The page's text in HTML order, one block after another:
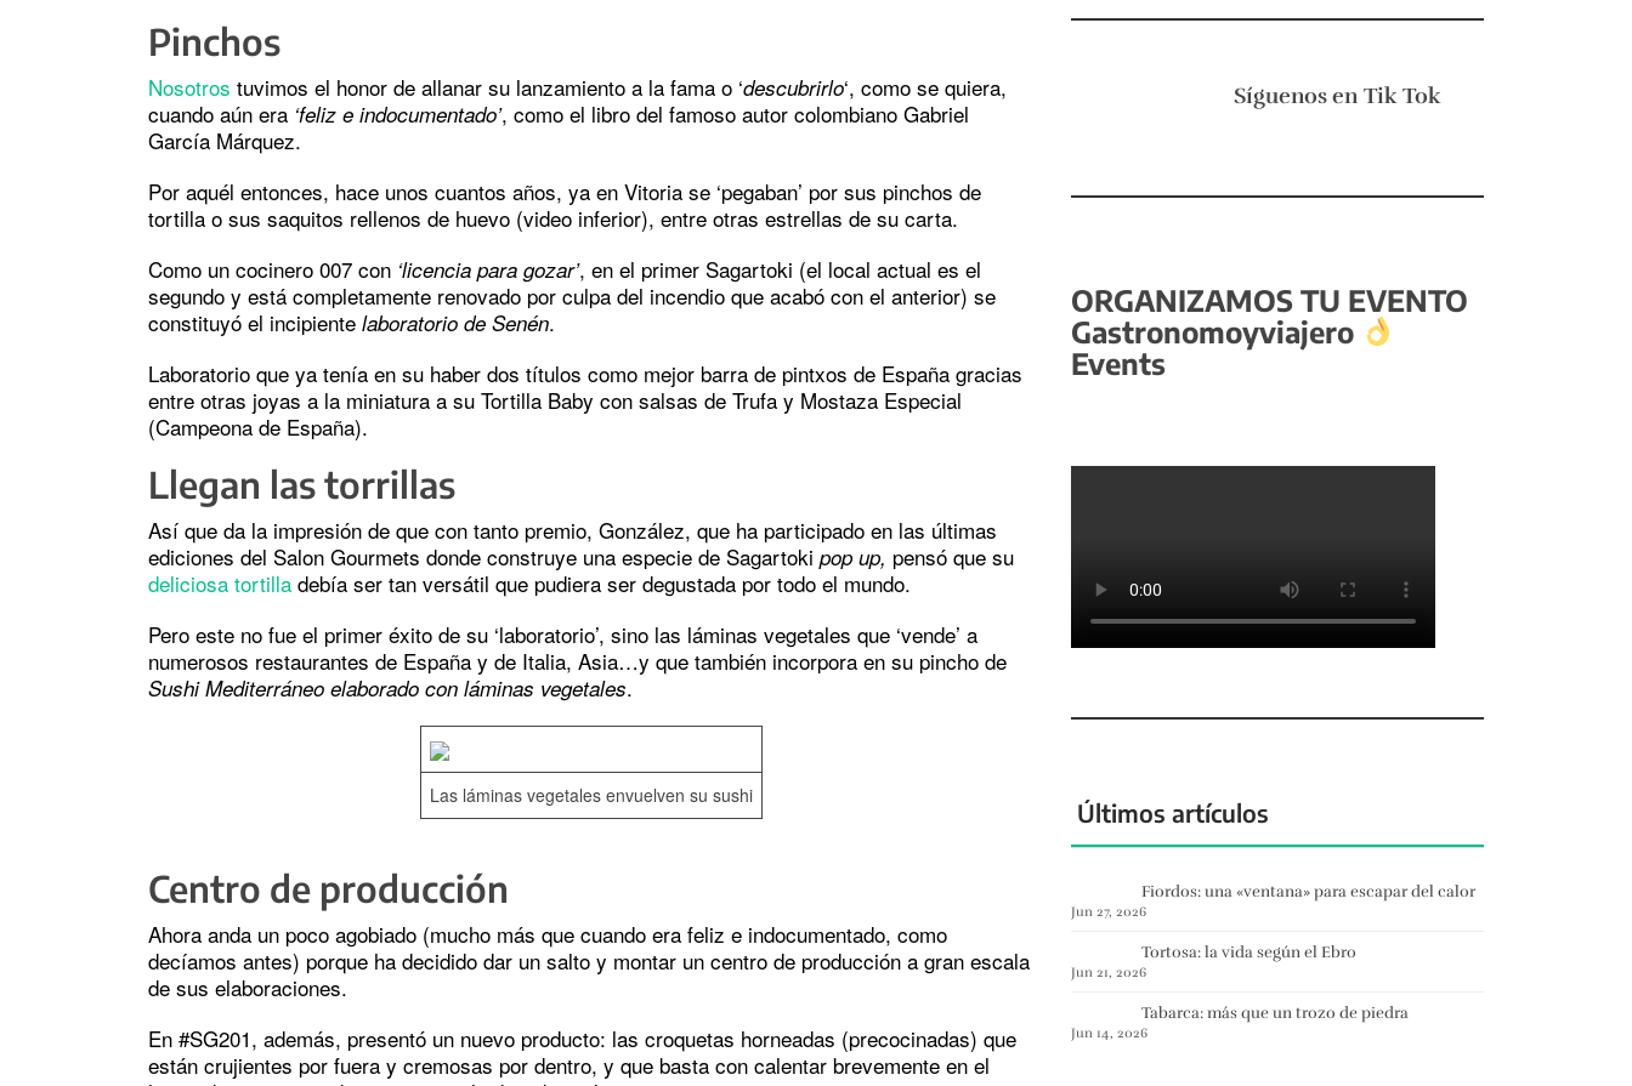
Pinchos
Nosotros tuvimos el honor de allanar su lanzamiento a la fama o ‘descubrirlo‘, como se quiera,
cuando aún era ‘feliz e indocumentado’, como el libro del famoso autor colombiano Gabriel
García Márquez.
Por aquél entonces, hace unos cuantos años, ya en Vitoria se ‘pegaban’ por sus pinchos de
tortilla o sus saquitos rellenos de huevo (video inferior), entre otras estrellas de su carta.
Como un cocinero 007 con ‘licencia para gozar’, en el primer Sagartoki (el local actual es el
segundo y está completamente renovado por culpa del incendio que acabó con el anterior) se
constituyó el incipiente laboratorio de Senén.
Laboratorio que ya tenía en su haber dos títulos como mejor barra de pintxos de España gracias
entre otras joyas a la miniatura a su Tortilla Baby con salsas de Trufa y Mostaza Especial
(Campeona de España).
Llegan las torrillas
Así que da la impresión de que con tanto premio, González, que ha participado en las últimas
ediciones del Salon Gourmets donde construye una especie de Sagartoki pop up, pensó que su
deliciosa tortilla debía ser tan versátil que pudiera ser degustada por todo el mundo.
Pero este no fue el primer éxito de su ‘laboratorio’, sino las láminas vegetales que ‘vende’ a
numerosos restaurantes de España y de Italia, Asia…y que también incorpora en su pincho de
Sushi Mediterráneo elaborado con láminas vegetales.
Las láminas vegetales envuelven su sushi
Centro de producción
Ahora anda un poco agobiado (mucho más que cuando era feliz e indocumentado, como
decíamos antes) porque ha decidido dar un salto y montar un centro de producción a gran escala
de sus elaboraciones.
En #SG201, además, presentó un nuevo producto: las croquetas horneadas (precocinadas) que
están crujientes por fuera y cremosas por dentro, y que basta con calentar brevemente en el
Síguenos en Tik Tok
ORGANIZAMOS TU EVENTO
Gastronomoyviajero
Events
Últimos artículos
Fiordos: una «ventana» para escapar del calor
Jun 27, 2026
Tortosa: la vida según el Ebro
Jun 21, 2026
Tabarca: más que un trozo de piedra
Jun 14, 2026